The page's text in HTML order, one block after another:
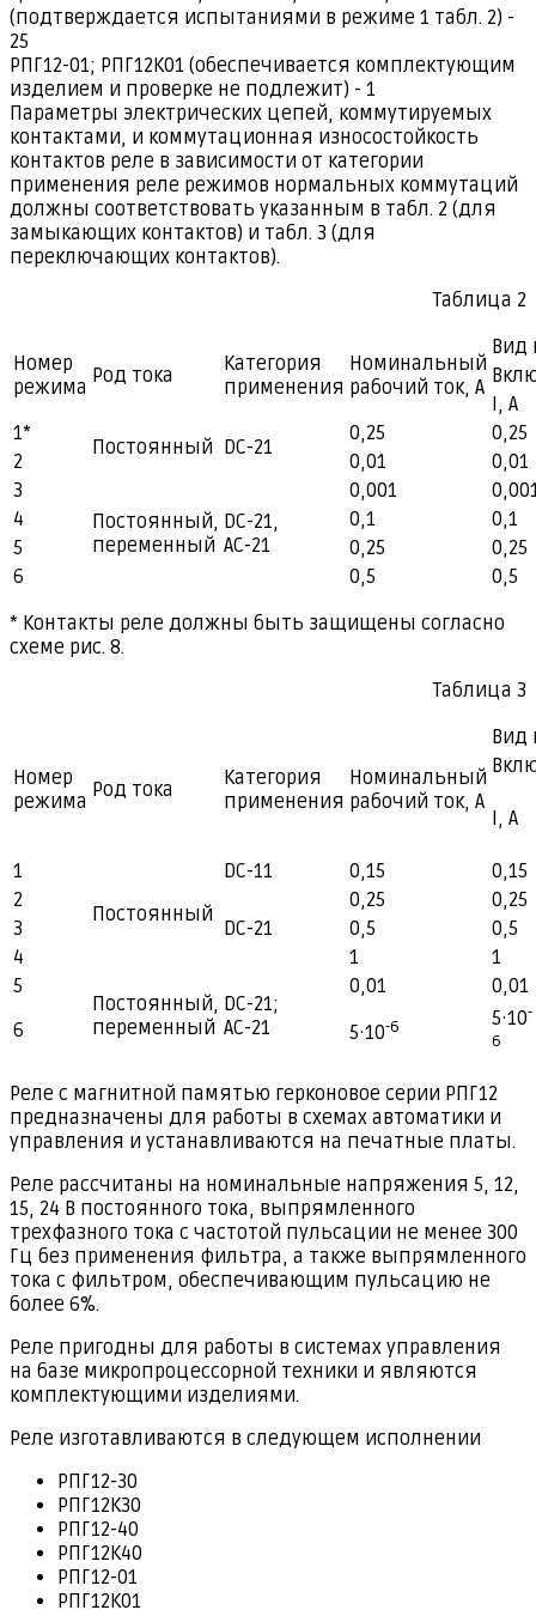
(подтверждается испытаниями в режиме 1 табл. 2) -
25
РПГ12-01; РПГ12К01 (обеспечивается комплектующим
изделием и проверке не подлежит) - 1
Параметры электрических цепей, коммутируемых
контактами, и коммутационная износостойкость
контактов реле в зависимости от категории
применения реле режимов нормальных коммутаций
должны соответствовать указанным в табл. 2 (для
замыкающих контактов) и табл. 3 (для
переключающих контактов).
Таблица 2
Номер
режима Род тока
Категория
применения
Номинальный
рабочий ток, А
Вид
I, А
1*
Постоянный DС-21
0,25
0,25
2
0,01
0,01
3
Постоянный,
переменный
DC-21,
АС-21
0,001
4
0,1
0,1
5
0,25
0,25
6
0,5
0,5
* Контакты реле должны быть защищены согласно
схеме рис. 8.
Таблица 3
Номер
режима Род тока
Категория
применения
Номинальный
рабочий ток, А
Вид
I, А
1
Постоянный
DС-11 0,15
0,15
2
DС-21
0,25
0,25
3
0,5
0,5
4
1
1
5
Постоянный,
переменный
DC-21;
АС-21
0,01
0,01
6
5·10-6 5·10-
6
Реле с магнитной памятью герконовое серии РПГ12
предназначены для работы в схемах автоматики и
управления и устанавливаются на печатные платы.
Реле рассчитаны на номинальные напряжения 5, 12,
15, 24 В постоянного тока, выпрямленного
трехфазного тока с частотой пульсации не менее 300
Гц без применения фильтра, а также выпрямленного
тока с фильтром, обеспечивающим пульсацию не
более 6%.
Реле пригодны для работы в системах управления
на базе микропроцессорной техники и являются
комплектующими изделиями.
Реле изготавливаются в следующем исполнении
РПГ12-30
РПГ12К30
РПГ12-40
РПГ12К40
РПГ12-01
РПГ12К01